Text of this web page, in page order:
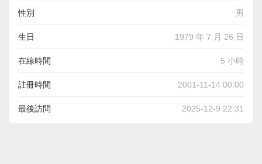
性別 男
生日 1979 年 7 月 26 日
在線時間 5 小時
註冊時間 2001-11-14 00:00
最後訪問 2025-12-9 22:31